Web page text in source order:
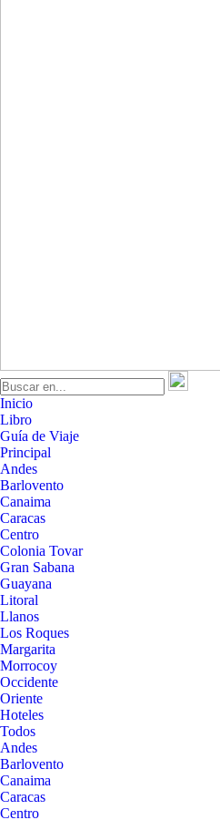
Inicio
Libro
Guía de Viaje
Principal
Andes
Barlovento
Canaima
Caracas
Centro
Colonia Tovar
Gran Sabana
Guayana
Litoral
Llanos
Los Roques
Margarita
Morrocoy
Occidente
Oriente
Hoteles
Todos
Andes
Barlovento
Canaima
Caracas
Centro